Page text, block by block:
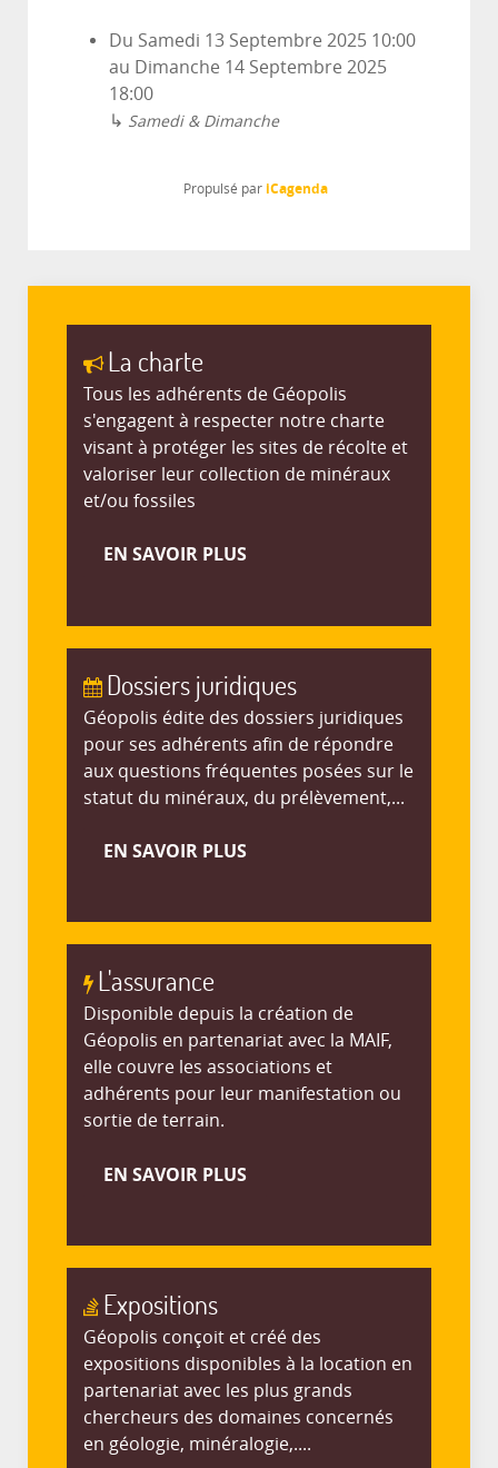
Du Samedi 13 Septembre 2025 10:00
au Dimanche 14 Septembre 2025
18:00
↳ Samedi & Dimanche
Propulsé par iCagenda
La charte
Tous les adhérents de Géopolis
s'engagent à respecter notre charte
visant à protéger les sites de récolte et
valoriser leur collection de minéraux
et/ou fossiles
EN SAVOIR PLUS
Dossiers juridiques
Géopolis édite des dossiers juridiques
pour ses adhérents afin de répondre
aux questions fréquentes posées sur le
statut du minéraux, du prélèvement,...
EN SAVOIR PLUS
L'assurance
Disponible depuis la création de
Géopolis en partenariat avec la MAIF,
elle couvre les associations et
adhérents pour leur manifestation ou
sortie de terrain.
EN SAVOIR PLUS
Expositions
Géopolis conçoit et créé des
expositions disponibles à la location en
partenariat avec les plus grands
chercheurs des domaines concernés
en géologie, minéralogie,....